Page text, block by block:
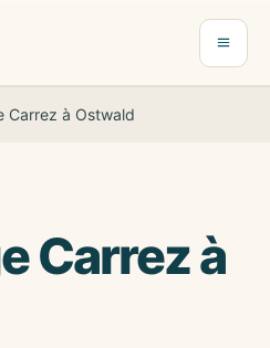
Ouvrir
Carrez à Ostwald
Carrez à